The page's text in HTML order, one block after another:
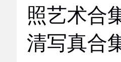
照艺术合
清写真合